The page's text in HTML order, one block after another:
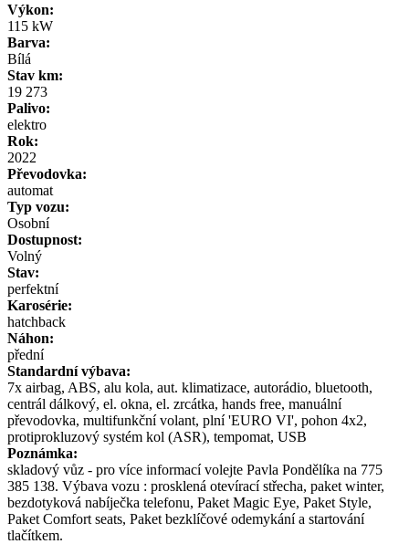
Výkon:
115 kW
Barva:
Bílá
Stav km:
19 273
Palivo:
elektro
Rok:
2022
Převodovka:
automat
Typ vozu:
Osobní
Dostupnost:
Volný
Stav:
perfektní
Karosérie:
hatchback
Náhon:
přední
Standardní výbava:
7x airbag, ABS, alu kola, aut. klimatizace, autorádio, bluetooth,
centrál dálkový, el. okna, el. zrcátka, hands free, manuální
převodovka, multifunkční volant, plní 'EURO VI', pohon 4x2,
protiprokluzový systém kol (ASR), tempomat, USB
Poznámka:
skladový vůz - pro více informací volejte Pavla Pondělíka na 775
385 138. Výbava vozu : prosklená otevírací střecha, paket winter,
bezdotyková nabíječka telefonu, Paket Magic Eye, Paket Style,
Paket Comfort seats, Paket bezklíčové odemykání a startování
tlačítkem.